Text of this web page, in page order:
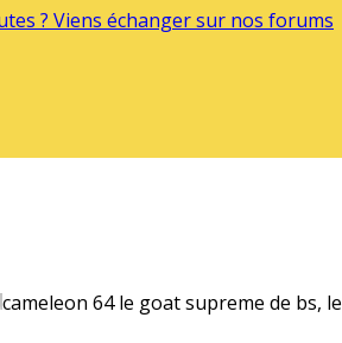
? Viens échanger sur nos forums
cameleon 64 le goat supreme de bs, le